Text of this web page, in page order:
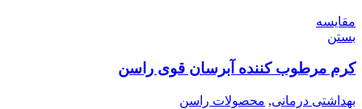
مقایسه
بستن
کرم مرطوب کننده آبرسان قوی راسن
بهداشتی درمانی, محصولات راسن